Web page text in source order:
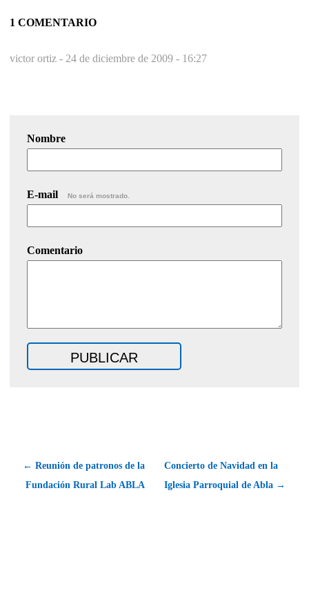
1 COMENTARIO
victor ortiz - 24 de diciembre de 2009 - 16:27
Nombre
E-mail No será mostrado.
Comentario
← Reunión de patronos de la
Fundación Rural Lab ABLA
Concierto de Navidad en la
Iglesia Parroquial de Abla →